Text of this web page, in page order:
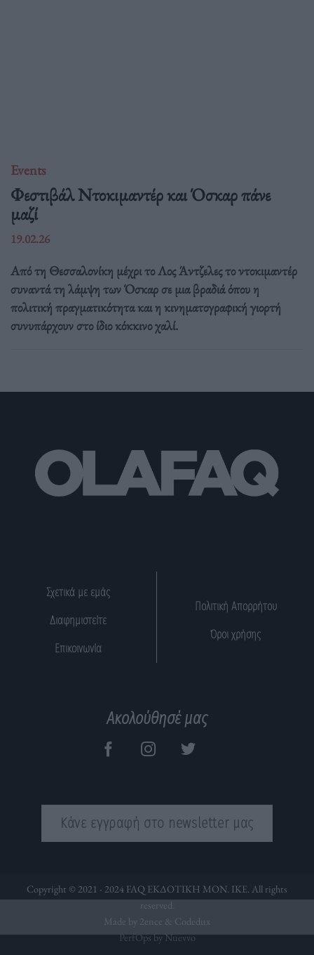
Events
Φεστιβάλ Ντοκιμαντέρ και Όσκαρ πάνε
μαζί
19.02.26
Από τη Θεσσαλονίκη μέχρι το Λος Άντζελες το ντοκιμαντέρ
συναντά τη λάμψη των Όσκαρ σε μια βραδιά όπου η
πολιτική πραγματικότητα και η κινηματογραφική γιορτή
συνυπάρχουν στο ίδιο κόκκινο χαλί.
Σχετικά με εμάς
Διαφημιστείτε
Επικοινωνία
Πολιτική Απορρήτου
Όροι χρήσης
Ακολούθησέ μας
Κάνε εγγραφή στο newsletter μας
Copyright © 2021 - 2024 FAQ ΕΚΔΟΤΙΚΗ ΜΟΝ. ΙΚΕ. All rights
reserved.
Made by 2ence & Codedux
PerfOps by Nuevvo